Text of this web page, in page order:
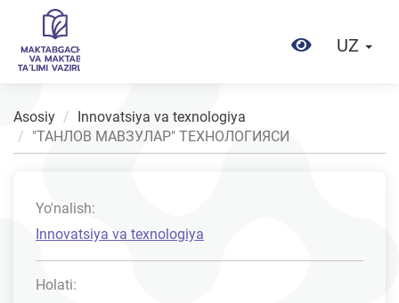
UZ
Asosiy
Innovatsiya va texnologiya
"ТАНЛОВ МАВЗУЛАР" ТЕХНОЛОГИЯСИ
Yo'nalish:
Innovatsiya va texnologiya
Holati: